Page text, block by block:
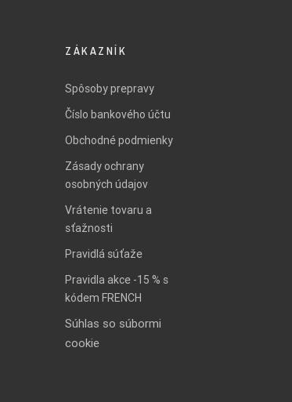
ZÁKAZNÍK
Spôsoby prepravy
Číslo bankového účtu
Obchodné podmienky
Zásady ochrany
osobných údajov
Vrátenie tovaru a
sťažnosti
Pravidlá súťaže
Pravidla akce -15 % s
kódem FRENCH
Súhlas so súbormi
cookie